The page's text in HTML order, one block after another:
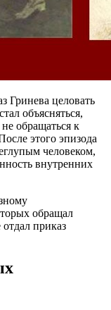
Гринева целовать
объясняться,
обращаться к
этого эпизода
человеком,
внутренних
обращал
приказ